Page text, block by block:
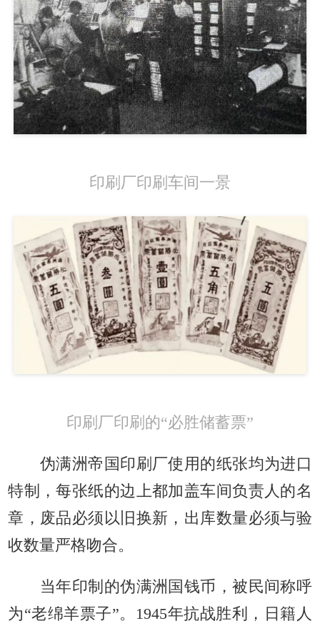
印刷厂印刷车间一景
印刷厂印刷的“必胜储蓄票”
伪满洲帝国印刷厂使用的纸张均为进口
特制，每张纸的边上都加盖车间负责人的名
章，废品必须以旧换新，出库数量必须与验
收数量严格吻合。
当年印制的伪满洲国钱币，被民间称呼
为“老绵羊票子”。1945年抗战胜利，日籍人